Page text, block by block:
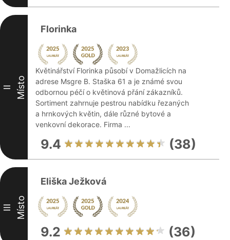
II Místo
Florinka
Květinářství Florinka působí v Domažlicích na
adrese Msgre B. Staška 61 a je známé svou
odbornou péčí o květinová přání zákazníků.
Sortiment zahrnuje pestrou nabídku řezaných
a hrnkových květin, dále různé bytové a
venkovní dekorace. Firma ...
9.4 (38)
III Místo
Eliška Ježková
9.2 (36)